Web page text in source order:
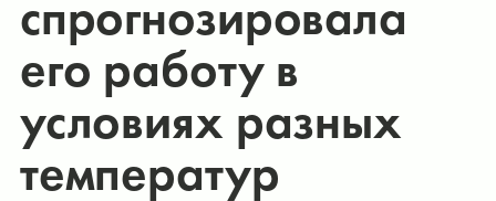
спрогнозировала
его работу в
условиях разных
температур